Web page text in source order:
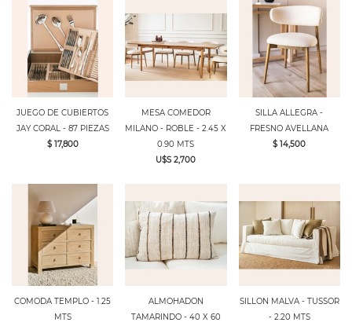
JUEGO DE CUBIERTOS
JAY CORAL - 87 PIEZAS
$ 17,800
MESA COMEDOR
MILANO - ROBLE - 2.45 X
0.90 MTS
U$S 2,700
SILLA ALLEGRA -
FRESNO AVELLANA
$ 14,500
COMODA TEMPLO - 1.25
MTS
ALMOHADON
TAMARINDO - 40 X 60
SILLON MALVA - TUSSOR
- 2.20 MTS